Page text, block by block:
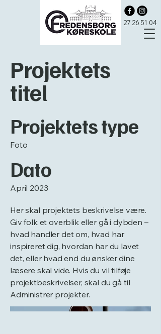
27 26 51 04
Projektets
titel
Projektets type
Foto
Dato
April 2023
Her skal projektets beskrivelse være.
Giv folk et overblik eller gå i dybden –
hvad handler det om, hvad har
inspireret dig, hvordan har du lavet
det, eller hvad end du ønsker dine
læsere skal vide. Hvis du vil tilføje
projektbeskrivelser, skal du gå til
Administrer projekter.